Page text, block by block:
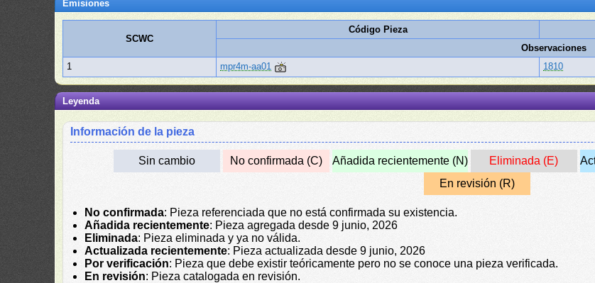
Emisiones
SCWC
Código Pieza
Observaciones
1
mpr4m-aa01 1810
Leyenda
Información de la pieza
Sin cambio No confirmada (C) Añadida recientemente (N) Eliminada (E)
En revisión (R)
No confirmada: Pieza referenciada que no está confirmada su existencia.
Añadida recientemente: Pieza agregada desde 9 junio, 2026
Eliminada: Pieza eliminada y ya no válida.
Actualizada recientemente: Pieza actualizada desde 9 junio, 2026
Por verificación: Pieza que debe existir teóricamente pero no se conoce una pieza verificada.
En revisión: Pieza catalogada en revisión.